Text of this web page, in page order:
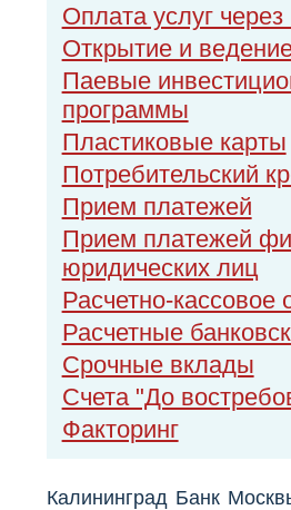
Оплата услуг
Открытие и
Паевые
программы
Пластиковые карты
Потребительский
Прием платежей
Прием платежей
юридических лиц
Расчетно-кассовое
Расчетные
Срочные вклады
Счета "До
Факторинг
Калининград Банк